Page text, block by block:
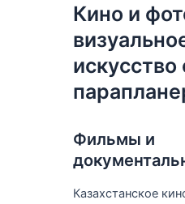
Кино и
искусство
Фильмы и
Казахстанское